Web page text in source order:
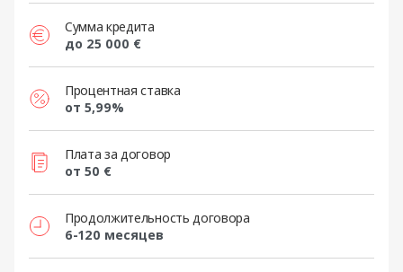
Сумма кредита
до 25 000 €
Процентная ставка
от 5,99%
Плата за договор
от 50 €
Продолжительность договора
6-120 месяцев